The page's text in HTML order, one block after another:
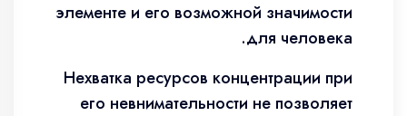
элементе и его возможной значимости
для человека.
Нехватка ресурсов концентрации при
его невнимательности не позволяет